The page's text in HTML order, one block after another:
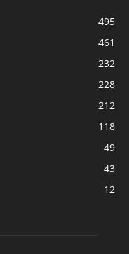
495
461
232
228
212
118
49
43
12